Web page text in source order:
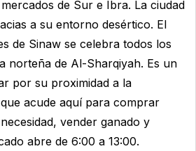
de Sur e Ibra. La ciudad
a su entorno desértico. El
de Sinaw se celebra todos los
norteña de Al-Sharqiyah. Es un
por su proximidad a la
acude aquí para comprar
vender ganado y
abre de 6:00 a 13:00.